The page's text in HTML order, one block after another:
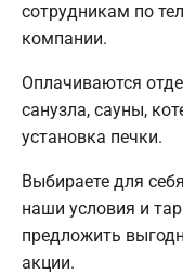
сотрудникам по
компании.
Оплачиваются
санузла, сауны,
установка печки.
Выбираете для
наши условия и
предложить
акции.